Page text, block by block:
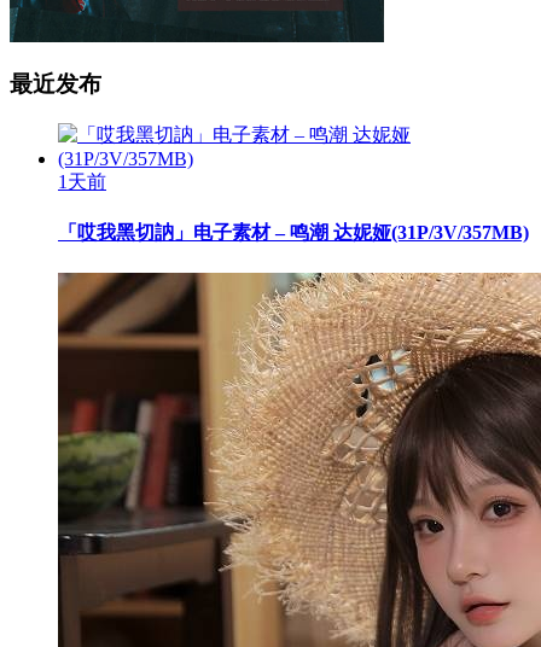
最近发布
1天前
「哎我黑切訥」电子素材 – 鸣潮 达妮娅(31P/3V/357MB)